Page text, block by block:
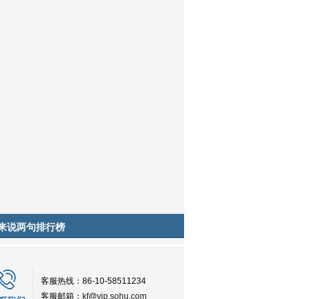
说两句排行榜
客服热线：86-10-58511234
客服邮箱： kf@vip.sohu.com